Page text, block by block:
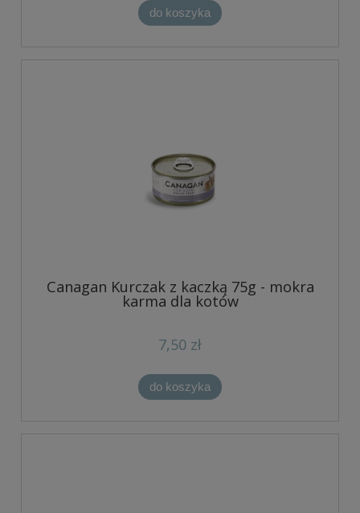
do koszyka
Canagan Kurczak z kaczką 75g - mokra
karma dla kotów
7,50 zł
do koszyka